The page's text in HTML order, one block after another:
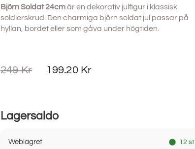
Björn Soldat 24cmär en dekorativ julfigur i klassisk
soldierskrud. Den charmiga björn soldat jul passar på
hyllan, bordet eller som gåva under högtiden.
249Kr 199.20 Kr
Lagersaldo
Weblagret 12 st